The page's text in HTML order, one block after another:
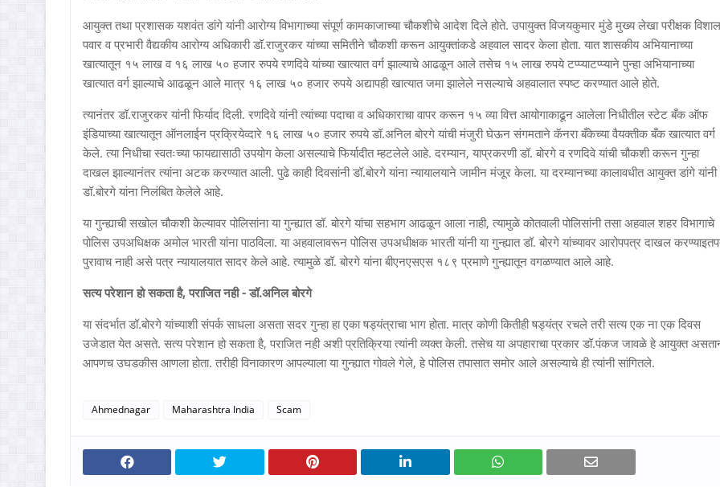
आयुक्त तथा प्रशासक यशवंत डांगे यांनी आरोग्य विभागाच्या संपूर्ण कामकाजाच्या चौकशीचे आदेश दिले होते. उपायुक्त विजयकुमार मुंडे मुख्य लेखा परीक्षक विशाल
पवार व प्रभारी वैद्यकीय आरोग्य अधिकारी डॉ.राजुरकर यांच्या समितीने चौकशी करून आयुक्तांकडे अहवाल सादर केला होता. यात शासकीय अभियानाच्या
खात्यातून १५ लाख व १६ लाख ५० हजार रुपये रणदिवे यांच्या खात्यात वर्ग झाल्याचे आढळून आले तसेच १५ लाख रुपये टप्प्याटप्प्याने पुन्हा अभियानाच्या
खात्यात वर्ग झाल्याचे आढळून आले मात्र १६ लाख ५० हजार रुपये अद्यापही खात्यात जमा झालेले नसल्याचे अहवालात स्पष्ट करण्यात आले होते.
त्यानंतर डॉ.राजुरकर यांनी फिर्याद दिली. रणदिवे यांनी त्यांच्या पदाचा व अधिकाराचा वापर करून १५ व्या वित्त आयोगाकाढून आलेला निधीतील स्टेट बँक ऑफ
इंडियाच्या खात्यातून ऑनलाईन प्रक्रियेव्दारे १६ लाख ५० हजार रुपये डॉ.अनिल बोरगे यांची मंजुरी घेऊन संगमताने कॅनरा बँकेच्या वैयक्तीक बँक खात्यात वर्ग
केले. त्या निधीचा स्वतःच्या फायद्यासाठी उपयोग केला असल्याचे फिर्यादीत म्हटलेले आहे. दरम्यान, याप्रकरणी डॉ. बोरगे व रणदिवे यांची चौकशी करून गुन्हा
दाखल झाल्यानंतर त्यांना अटक करण्यात आली. पुढे काही दिवसांनी डॉ.बोरगे यांना न्यायालयाने जामीन मंजूर केला. या दरम्यानच्या कालावधीत आयुक्त डांगे यांनी
डॉ.बोरगे यांना निलंबित केलेले आहे.
या गुन्ह्याची सखोल चौकशी केल्यावर पोलिसांना या गुन्ह्यात डॉ. बोरगे यांचा सहभाग आढळून आला नाही, त्यामुळे कोतवाली पोलिसांनी तसा अहवाल शहर विभागाचे
पोलिस उपअधिक्षक अमोल भारती यांना पाठविला. या अहवालावरून पोलिस उपअधीक्षक भारती यांनी या गुन्ह्यात डॉ. बोरगे यांच्यावर आरोपपत्र दाखल
पुरावाच नाही असे पत्र न्यायालयात सादर केले आहे. त्यामुळे डॉ. बोरगे यांना बीएनएसएस १८९ प्रमाणे गुन्ह्यातून वगळण्यात आले आहे.
सत्य परेशान हो सकता है, पराजित नही - डॉ.अनिल बोरगे
या संदर्भात डॉ.बोरगे यांच्याशी संपर्क साधला असता सदर गुन्हा हा एका षड्यंत्राचा भाग होता. मात्र कोणी कितीही षड्यंत्र रचले तरी सत्य एक ना एक दिवस
उजेडात येत असते. सत्य परेशान हो सकता है, पराजित नही अशी प्रतिक्रिया त्यांनी व्यक्त केली. तसेच या अपहाराचा प्रकार डॉ.पंकज जावळे हे आयुक्त
आपणच उघडकीस आणला होता. तरीही विनाकारण आपल्याला या गुन्ह्यात गोवले गेले, हे पोलिस तपासात समोर आले असल्याचे ही त्यांनी सांगितले.
Ahmednagar Maharashtra India Scam